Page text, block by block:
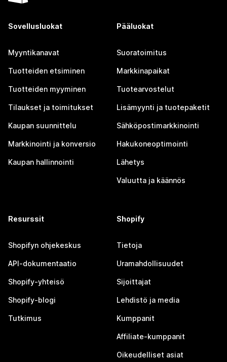
Sovellusluokat
Myyntikanavat
Tuotteiden etsiminen
Tuotteiden myyminen
Tilaukset ja toimitukset
Kaupan suunnittelu
Markkinointi ja konversio
Kaupan hallinnointi
Pääluokat
Suoratoimitus
Markkinapaikat
Tuotearvostelut
Lisämyynti ja tuotepaketit
Sähköpostimarkkinointi
Hakukoneoptimointi
Lähetys
Valuutta ja käännös
Resurssit
Shopifyn ohjekeskus
API-dokumentaatio
Shopify-yhteisö
Shopify-blogi
Tutkimus
Shopify
Tietoja
Uramahdollisuudet
Sijoittajat
Lehdistö ja media
Kumppanit
Affiliate-kumppanit
Oikeudelliset asiat